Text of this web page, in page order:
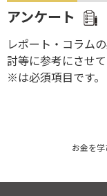
アンケート
レポート・コラム
討等に参考にさせて
※は必須項目です。
お金を